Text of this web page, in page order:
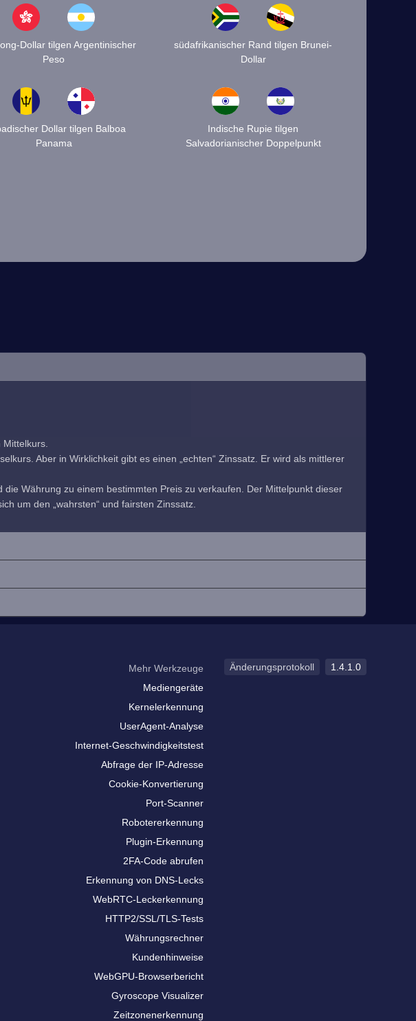
Dollar tilgen Argentinischer
Peso
südafrikanischer Rand tilgen Brunei-
Dollar
Dollar tilgen Balboa
Panama
Indische Rupie tilgen
Salvadorianischer Doppelpunkt
Aber in Wirklichkeit gibt es einen „echten“ Zinssatz. Er wird als mittlerer
Währung zu einem bestimmten Preis zu verkaufen. Der Mittelpunkt dieser
um den „wahrsten“ und fairsten Zinssatz.
Mehr Werkzeuge
Mediengeräte
Kernelerkennung
UserAgent-Analyse
Internet-Geschwindigkeitstest
Abfrage der IP-Adresse
Cookie-Konvertierung
Port-Scanner
Robotererkennung
Plugin-Erkennung
2FA-Code abrufen
Erkennung von DNS-Lecks
WebRTC-Leckerkennung
HTTP2/SSL/TLS-Tests
Währungsrechner
Kundenhinweise
WebGPU-Browserbericht
Gyroscope Visualizer
Zeitzonenerkennung
Änderungsprotokoll 1.4.1.0